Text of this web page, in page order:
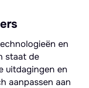
en
staat de
uitdagingen en
aanpassen aan